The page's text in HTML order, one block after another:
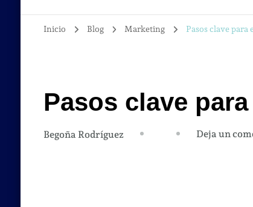
Inicio Blog Marketing Pasos clave
Pasos clave
Begoña Rodríguez Deja un